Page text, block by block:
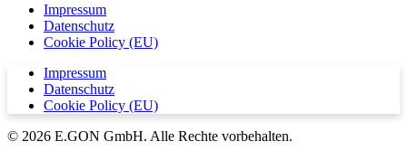
Impressum
Datenschutz
Cookie Policy (EU)
Impressum
Datenschutz
Cookie Policy (EU)
© 2026 E.GON GmbH. Alle Rechte vorbehalten.